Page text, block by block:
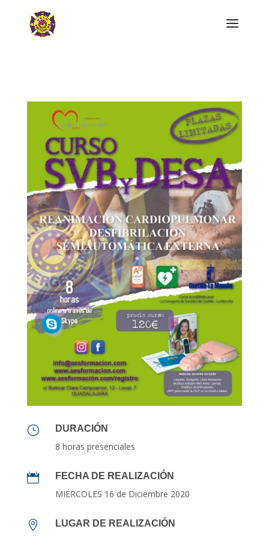
} DURACIÓN
8 horas presenciales
 FECHA DE REALIZACIÓN
MIÉRCOLES 16 de Diciembre 2020
 LUGAR DE REALIZACIÓN